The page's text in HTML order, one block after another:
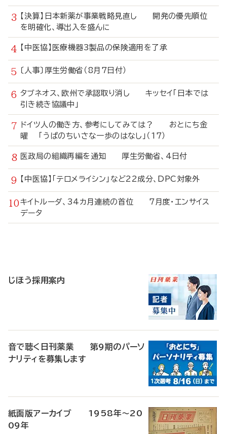
【決算】日本新薬が事業戦略見直し 開発の優先順位
を明確化、導出入を盛んに
【中医協】医療機器3製品の保険適用を了承
〔人事〕厚生労働省（8月7日付）
タブネオス、欧州で承認取り消し キッセイ「日本では
引き続き協議中」
ドイツ人の働き方、参考にしてみては？ おとにち金
曜 「うぱのちいさな一歩のはなし」（17）
医政局の組織再編を通知 厚生労働省、4日付
【中医協】「テロメライシン」など22成分、DPC対象外
キイトルーダ、34カ月連続の首位 7月度・エンサイス
データ
じほう採用案内
音で聴く日刊薬業 第9期のパーソ
ナリティを募集します
紙面版アーカイブ 1958年～20
09年